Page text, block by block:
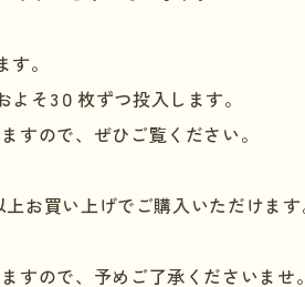
。
そ3０枚ずつ投入します。
すので、ぜひご覧ください。
上お買い上げでご購入いただけま
すので、予めご了承くださいませ